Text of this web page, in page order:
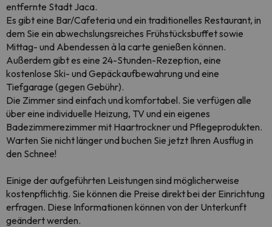
entfernte Stadt Jaca.
Es gibt eine Bar/Cafeteria und ein traditionelles Restaurant, in
dem Sie ein abwechslungsreiches Frühstücksbuffet sowie
Mittag- und Abendessen à la carte genießen können.
Außerdem gibt es eine 24-Stunden-Rezeption, eine
kostenlose Ski- und Gepäckaufbewahrung und eine
Tiefgarage (gegen Gebühr).
Die Zimmer sind einfach und komfortabel. Sie verfügen alle
über eine individuelle Heizung, TV und ein eigenes
Badezimmerezimmer mit Haartrockner und Pflegeprodukten.
Warten Sie nicht länger und buchen Sie jetzt Ihren Ausflug in
den Schnee!
Einige der aufgeführten Leistungen sind möglicherweise
kostenpflichtig. Sie können die Preise direkt bei der Einrichtung
erfragen. Diese Informationen können von der Unterkunft
geändert werden.